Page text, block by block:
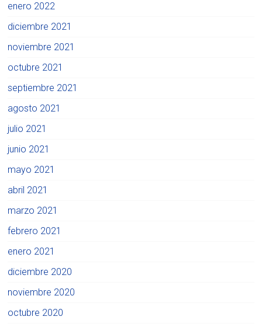
enero 2022
diciembre 2021
noviembre 2021
octubre 2021
septiembre 2021
agosto 2021
julio 2021
junio 2021
mayo 2021
abril 2021
marzo 2021
febrero 2021
enero 2021
diciembre 2020
noviembre 2020
octubre 2020